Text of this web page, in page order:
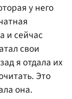
у него
и сейчас
свои
я отдала их
Это
она.